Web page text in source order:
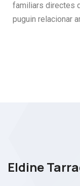
familiars directes
puguin relacionar
Eldine